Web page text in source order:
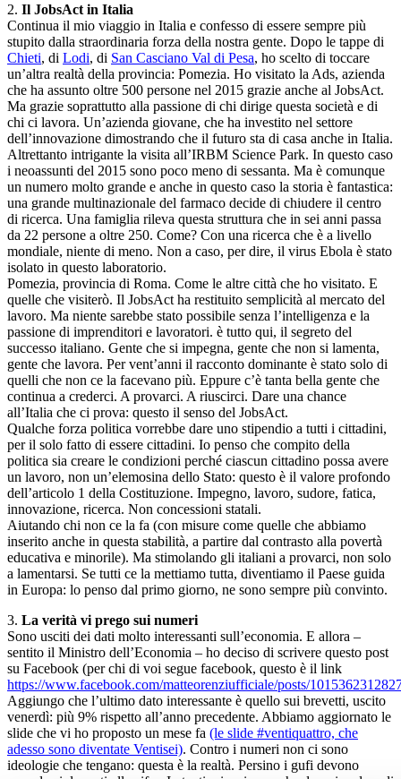
2. Il JobsAct in Italia
Continua il mio viaggio in Italia e confesso di essere sempre più
stupito dalla straordinaria forza della nostra gente. Dopo le tappe di
Chieti, di Lodi, di San Casciano Val di Pesa, ho scelto di toccare
un’altra realtà della provincia: Pomezia. Ho visitato la Ads, azienda
che ha assunto oltre 500 persone nel 2015 grazie anche al JobsAct.
Ma grazie soprattutto alla passione di chi dirige questa società e di
chi ci lavora. Un’azienda giovane, che ha investito nel settore
dell’innovazione dimostrando che il futuro sta di casa anche in Italia.
Altrettanto intrigante la visita all’IRBM Science Park. In questo caso
i neoassunti del 2015 sono poco meno di sessanta. Ma è comunque
un numero molto grande e anche in questo caso la storia è fantastica:
una grande multinazionale del farmaco decide di chiudere il centro
di ricerca. Una famiglia rileva questa struttura che in sei anni passa
da 22 persone a oltre 250. Come? Con una ricerca che è a livello
mondiale, niente di meno. Non a caso, per dire, il virus Ebola è stato
isolato in questo laboratorio.
Pomezia, provincia di Roma. Come le altre città che ho visitato. E
quelle che visiterò. Il JobsAct ha restituito semplicità al mercato del
lavoro. Ma niente sarebbe stato possibile senza l’intelligenza e la
passione di imprenditori e lavoratori. è tutto qui, il segreto del
successo italiano. Gente che si impegna, gente che non si lamenta,
gente che lavora. Per vent’anni il racconto dominante è stato solo di
quelli che non ce la facevano più. Eppure c’è tanta bella gente che
continua a crederci. A provarci. A riuscirci. Dare una chance
all’Italia che ci prova: questo il senso del JobsAct.
Qualche forza politica vorrebbe dare uno stipendio a tutti i cittadini,
per il solo fatto di essere cittadini. Io penso che compito della
politica sia creare le condizioni perché ciascun cittadino possa avere
un lavoro, non un’elemosina dello Stato: questo è il valore profondo
dell’articolo 1 della Costituzione. Impegno, lavoro, sudore, fatica,
innovazione, ricerca. Non concessioni statali.
Aiutando chi non ce la fa (con misure come quelle che abbiamo
inserito anche in questa stabilità, a partire dal contrasto alla povertà
educativa e minorile). Ma stimolando gli italiani a provarci, non solo
a lamentarsi. Se tutti ce la mettiamo tutta, diventiamo il Paese guida
in Europa: lo penso dal primo giorno, ne sono sempre più convinto.
3. La verità vi prego sui numeri
Sono usciti dei dati molto interessanti sull’economia. E allora –
sentito il Ministro dell’Economia – ho deciso di scrivere questo post
su Facebook (per chi di voi segue facebook, questo è il link
https://www.facebook.com/matteorenziufficiale/posts/
Aggiungo che l’ultimo dato interessante è quello sui brevetti, uscito
venerdì: più 9% rispetto all’anno precedente. Abbiamo aggiornato le
slide che vi ho proposto un mese fa (le slide #ventiquattro, che
adesso sono diventate Ventisei). Contro i numeri non ci sono
ideologie che tengano: questa è la realtà. Persino i gufi devono